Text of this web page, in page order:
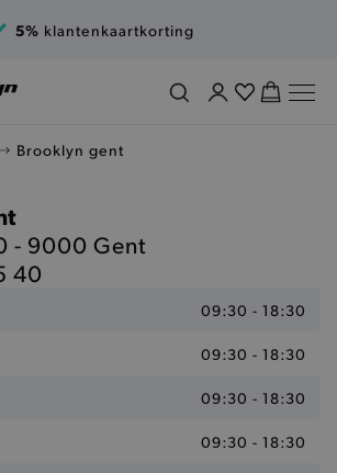
5% klantenkaartkorting
Brooklyn gent
- 9000 Gent
40
09:30 - 18:30
09:30 - 18:30
09:30 - 18:30
09:30 - 18:30